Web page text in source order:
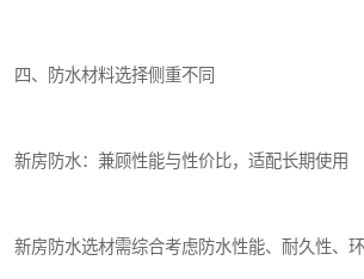
四、防水材料选择侧重不同
新房防水：兼顾性能与性价比，适配长期使用
新房防水选材需综合考虑防水性能、耐久性、